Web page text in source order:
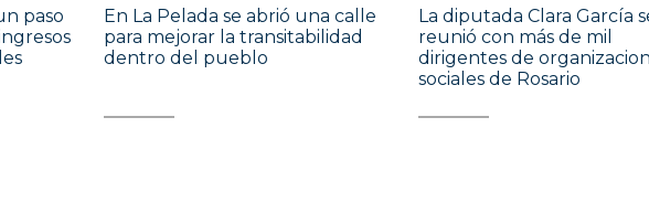
paso
En La Pelada se abrió una calle
para mejorar la transitabilidad
dentro del pueblo
La diputada Clara García
reunió con más de mil
dirigentes de
sociales de Rosario